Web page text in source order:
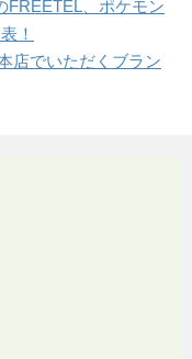
FREETEL、ポケモン
！
店でいただくブラン